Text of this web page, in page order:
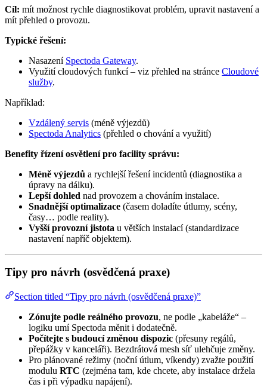
Cíl: mít možnost rychle diagnostikovat problém, upravit nastavení a
mít přehled o provozu.
Typické řešení:
Nasazení Spectoda Gateway.
Využití cloudových funkcí – viz přehled na stránce Cloudové
služby.
Například:
Vzdálený servis (méně výjezdů)
Spectoda Analytics (přehled o chování a využití)
Benefity řízení osvětlení pro facility správu:
Méně výjezdů a rychlejší řešení incidentů (diagnostika a
úpravy na dálku).
Lepší dohled nad provozem a chováním instalace.
Snadnější optimalizace (časem doladíte útlumy, scény,
časy… podle reality).
Vyšší provozní jistota u větších instalací (standardizace
nastavení napříč objektem).
Tipy pro návrh (osvědčená praxe)
Section titled “Tipy pro návrh (osvědčená praxe)”
Zónujte podle reálného provozu, ne podle „kabeláže“ –
logiku umí Spectoda měnit i dodatečně.
Počítejte s budoucí změnou dispozic (přesuny regálů,
přepážky v kanceláři). Bezdrátová mesh síť ulehčuje změny.
Pro plánované režimy (noční útlum, víkendy) zvažte použití
modulu RTC (zejména tam, kde chcete, aby instalace držela
čas i při výpadku napájení).